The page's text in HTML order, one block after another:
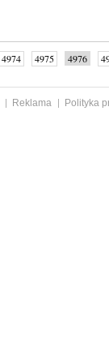
4974 4975 4976
Reklama
Polityka